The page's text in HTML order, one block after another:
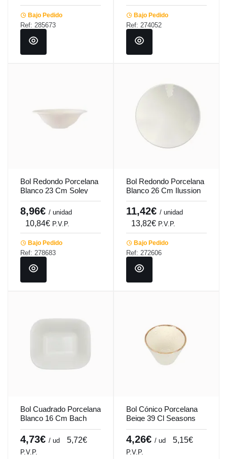
Bajo Pedido
Ref: 285673
Bajo Pedido
Ref: 274052
Bol Redondo Porcelana
Blanco 23 Cm Soley
Porland
8,96€ / unidad
10,84€ P.V.P.
Bajo Pedido
Ref: 278683
Bol Redondo Porcelana
Blanco 26 Cm Ilussion
Porland
11,42€ / unidad
13,82€ P.V.P.
Bajo Pedido
Ref: 272606
Bol Cuadrado Porcelana
Blanco 16 Cm Bach
Porland
4,73€ / ud 5,72€
P.V.P.
Bol Cónico Porcelana
Beige 39 Cl Seasons
Porland
4,26€ / ud 5,15€
P.V.P.